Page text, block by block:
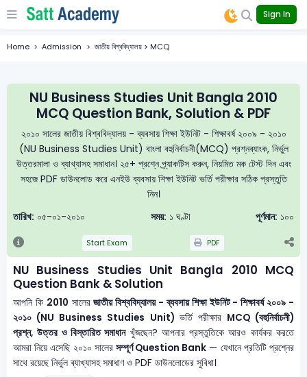
Sign In
Home Admission জাতীয় বিশ্ববিদ্যালয় > MCQ
NU Business Studies Unit Bangla 2010
MCQ Question Bank, Solution & PDF
২০১০ সালের জাতীয় বিশ্ববিদ্যালয় - ব্যবসায় শিক্ষা ইউনিট - শিক্ষাবর্ষ ২০০৯ - ২০১০
(NU Business Studies Unit) বাংলা বহুনির্বাচনী(MCQ) প্রশ্নব্যাংক, নির্ভুল
উত্তরমালা ও ব্যাখ্যাসহ সমাধান। ২৫+ প্রশ্নে প্র্যাকটিস করুন, নিয়মিত মক টেস্ট দিন এবং
সহজে PDF ডাউনলোড করে এনইউ ব্যবসায় শিক্ষা ইউনিট ভর্তি পরীক্ষার সঠিক প্রস্তুতি
নিন।
তারিখ: ০৫-০১-২০১০ সময়: ১ ঘণ্টা পূর্ণমান: ১০০
Start Exam PDF
NU Business Studies Unit Bangla 2010 MCQ
Question Bank & Solution
আপনি কি 2010 সালেরজাতীয় বিশ্ববিদ্যালয় - ব্যবসায় শিক্ষা ইউনিট - শিক্ষাবর্ষ ২০০৯ -
২০১০ (NU Business Studies Unit) ভর্তি পরীক্ষার MCQ (বহুনির্বাচনী)
প্রশ্ন, উত্তর ও বিস্তারিত সমাধানখুঁজছেন? আপনার প্রস্তুতিকে আরও কার্যকর করতে
আমরা নিয়ে এসেছি ২০১০ সালের সম্পূর্ণ Question Bank — যেখানে প্রতিটি প্রশ্নের
সাথে রয়েছে নির্ভুল ব্যাখ্যাসহ সমাধাণ ও PDF ডাউনলোডের সুবিধা।